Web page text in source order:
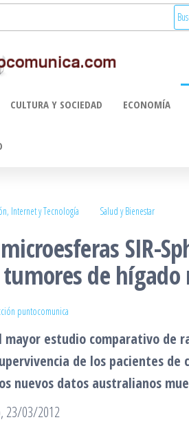
2.0
economía,
CULTURA Y SOCIEDAD ECONOMÍA
Internet y Tecnología Salud y Bienestar
SIR-
de hígado
puntocomunica
mayor estudio comparativo de
de los pacientes de
nuevos datos australianos
23/03/2012